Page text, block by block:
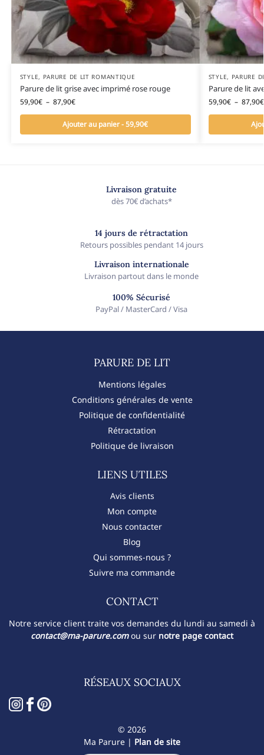
STYLE, PARURE DE LIT ROMANTIQUE
Parure de lit grise avec imprimé rose rouge
59,90€ – 87,90€
Ajouter au panier - 59,90€
STYLE, PARURE
Parure de lit
59,90€ – 87,90€
Livraison gratuite
dès 70€ d’achats*
14 jours de rétractation
Retours possibles pendant 14 jours
Livraison internationale
Livraison partout dans le monde
100% Sécurisé
PayPal / MasterCard / Visa
PARURE DE LIT​
Mentions légales
Conditions générales de vente
Politique de confidentialité
Rétractation
Politique de livraison
LIENS UTILES
Avis clients
Mon compte
Nous contacter
Blog
Qui sommes-nous ?
Suivre ma commande
CONTACT​
Notre service client traite vos demandes du lundi au samedi à
contact@ma-parure.comou sur notre page contact
RÉSEAUX SOCIAUX
© 2026
Ma Parure | Plan de site